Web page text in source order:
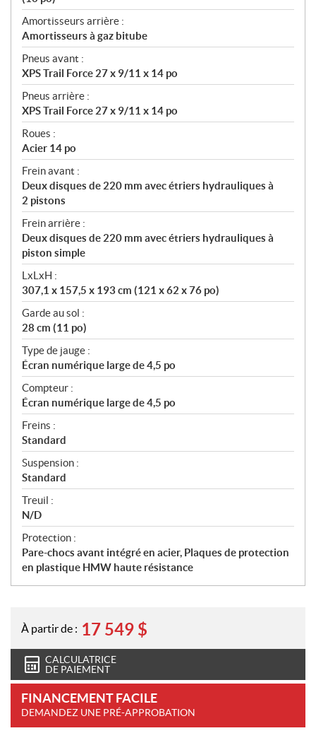
Amortisseurs arrière :
Amortisseurs à gaz bitube
Pneus avant :
XPS Trail Force 27 x 9/11 x 14 po
Pneus arrière :
XPS Trail Force 27 x 9/11 x 14 po
Roues :
Acier 14 po
Frein avant :
Deux disques de 220 mm avec étriers hydrauliques à
2 pistons
Frein arrière :
Deux disques de 220 mm avec étriers hydrauliques à
piston simple
LxLxH :
307,1 x 157,5 x 193 cm (121 x 62 x 76 po)
Garde au sol :
28 cm (11 po)
Type de jauge :
Écran numérique large de 4,5 po
Compteur :
Écran numérique large de 4,5 po
Freins :
Standard
Suspension :
Standard
Treuil :
N/D
Protection :
Pare-chocs avant intégré en acier, Plaques de protection
en plastique HMW haute résistance
À partir de : 17 549 $
CALCULATRICE
DE PAIEMENT
FINANCEMENT FACILE
DEMANDEZ UNE PRÉ-APPROBATION